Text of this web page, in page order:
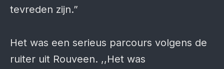
tevreden zijn.”
Het was een serieus parcours volgens de
ruiter uit Rouveen. ,,Het was